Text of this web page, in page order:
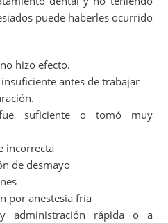
puede haberles ocurrido
hizo efecto.
antes de trabajar
suficiente o tomó muy
incorrecta
de desmayo
por anestesia fría
administración rápida o a